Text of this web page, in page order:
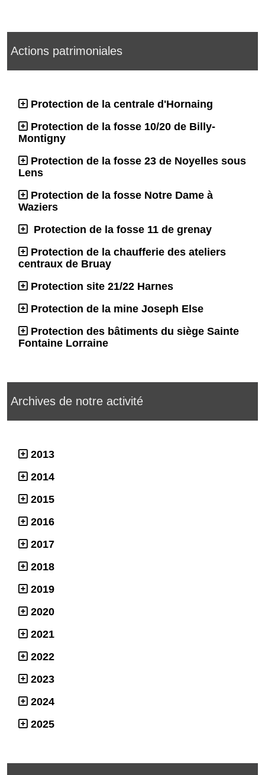
Actions patrimoniales
Protection de la centrale d'Hornaing
Protection de la fosse 10/20 de Billy-
Montigny
Protection de la fosse 23 de Noyelles sous
Lens
Protection de la fosse Notre Dame à
Waziers
Protection de la fosse 11 de grenay
Protection de la chaufferie des ateliers
centraux de Bruay
Protection site 21/22 Harnes
Protection de la mine Joseph Else
Protection des bâtiments du siège Sainte
Fontaine Lorraine
Archives de notre activité
2013
2014
2015
2016
2017
2018
2019
2020
2021
2022
2023
2024
2025